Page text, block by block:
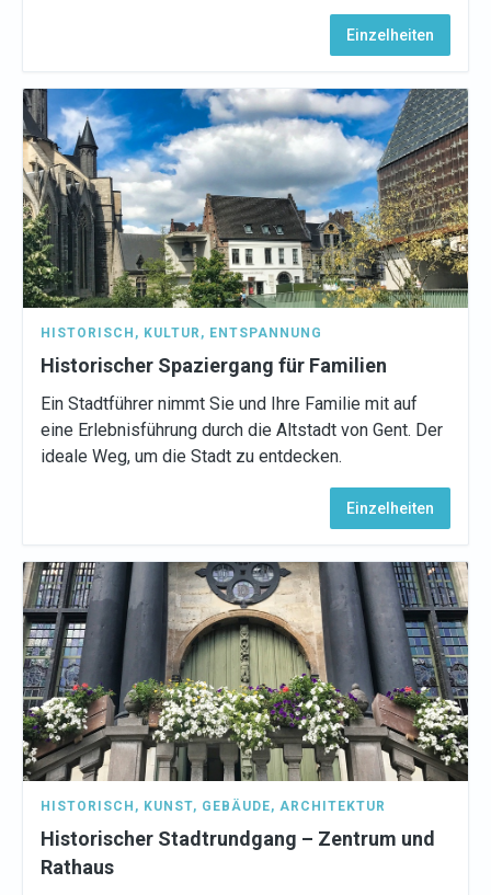
Einzelheiten
HISTORISCH , KULTUR , ENTSPANNUNG
Historischer Spaziergang für Familien
Ein Stadtführer nimmt Sie und Ihre Familie mit auf
eine Erlebnisführung durch die Altstadt von Gent. Der
ideale Weg, um die Stadt zu entdecken.
Einzelheiten
HISTORISCH , KUNST, GEBÄUDE, ARCHITEKTUR
Historischer Stadtrundgang – Zentrum und
Rathaus